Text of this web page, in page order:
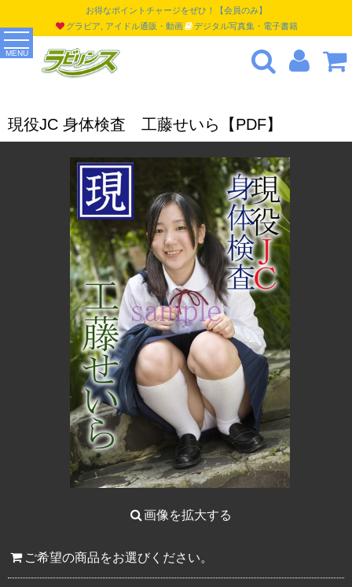
MENU
お得なポイントチャージをぜひ！【会員のみ】
グラビア, アイドル通販・動画
デジタル写真集・電子書籍
現役JC 身体検査 工藤せいら【PDF】
画像を拡大する
ご希望の商品をお選びください。